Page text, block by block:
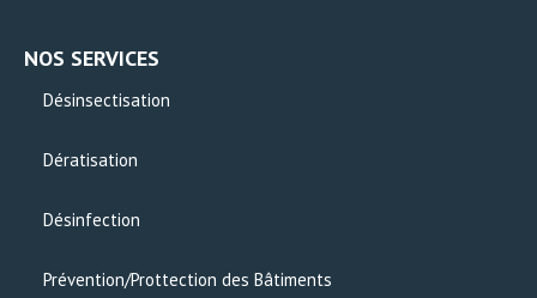
NOS SERVICES
Désinsectisation
Dératisation
Désinfection
Prévention/Prottection des Bâtiments